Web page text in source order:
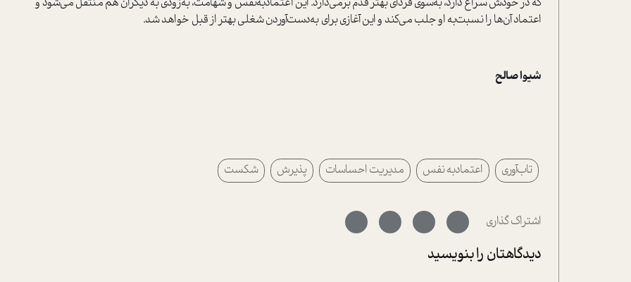
اعتماد آن‌ها را نسبت‌به او جلب می‌کند و این آغازی برایبه‌دست‌آوردن شغلی بهتر از قبل خواهد شد.
شیوا صالح
تاب‌آوری اعتمادبه نفس مدیریت احساسات پذیرش شکست
اشتراک گذاری
دیدگاهتان را بنویسید